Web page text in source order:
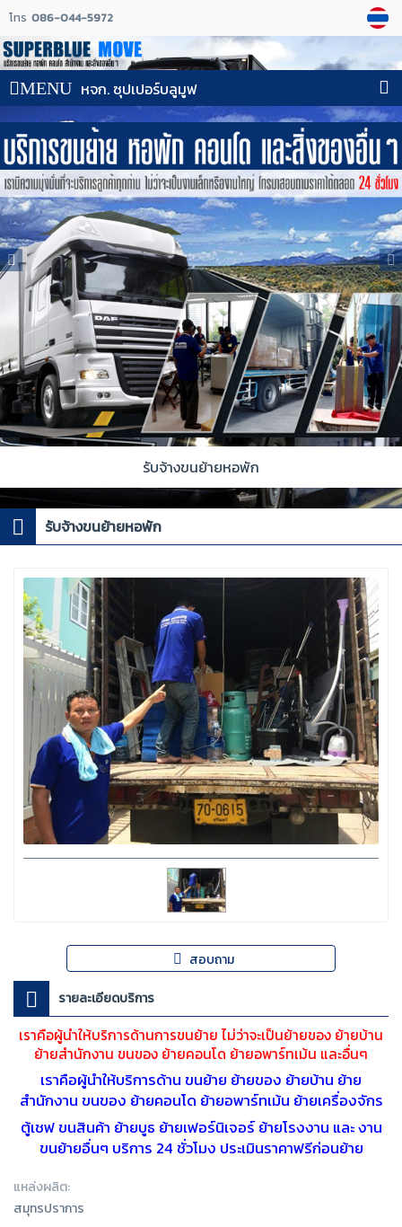
โทร 086-044-5972
MENU หจก. ซุปเปอร์บลูมูฟ
รับจ้างขนย้ายหอพัก
รับจ้างขนย้ายหอพัก
สอบถาม
รายละเอียดบริการ
เราคือผู้นำให้บริการด้านการขนย้าย ไม่ว่าจะเป็นย้ายของ ย้ายบ้าน
ย้ายสำนักงาน ขนของ ย้ายคอนโด ย้ายอพาร์ทเม้น และอื่นๆ
เราคือผู้นำให้บริการด้าน ขนย้าย ย้ายของ ย้ายบ้าน ย้าย
สำนักงาน ขนของ ย้ายคอนโด ย้ายอพาร์ทเม้น ย้ายเครื่องจักร
ตู้เชฟ ขนสินค้า ย้ายบูธ ย้ายเฟอร์นิเจอร์ ย้ายโรงงาน และ งาน
ขนย้ายอื่นๆ บริการ 24 ชั่วโมง ประเมินราคาฟรีก่อนย้าย
แหล่งผลิต:
สมุทรปราการ